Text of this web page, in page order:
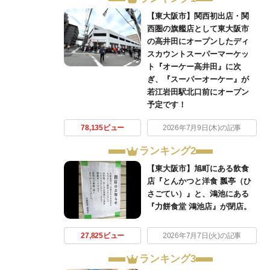
【東大阪市】関西初出店・関
西圏の旗艦店として東大阪市
の高井田にオープンしたディ
スカウントスーパーマーケッ
ト『オーケー高井田』に次
ぎ、『スーパーオーケー』が
若江岩田駅北口前にオープン
予定です！
78,135ビュー 2026年7月9日(木)の記事
ランキング2
【東大阪市】旭町にある飲食
店『とんかつと洋食 瓢亭（ひ
さごてい）』と、鴻池にある
『力餅食堂 鴻池店』が閉店。
27,825ビュー 2026年7月7日(火)の記事
ランキング3